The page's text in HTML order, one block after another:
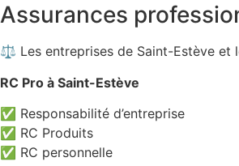
Assurances
⚖️ Les entreprises de Saint-Estève et
RC Pro à Saint-Estève
✅ Responsabilité d’entreprise
✅ RC Produits
✅ RC personnelle